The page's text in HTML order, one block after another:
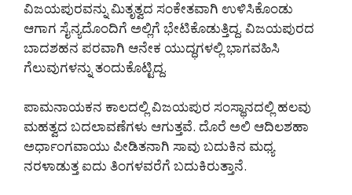
ವಿಜಯಪುರವನ್ನು ಮಿತೃತ್ವದ ಸಂಕೇತವಾಗಿ ಉಳಿಸಿಕೊಂಡು
ಆಗಾಗ ಸೈನ್ಯದೊಂದಿಗೆ ಅಲ್ಲಿಗೆ ಭೇಟಿಕೊಡುತ್ತಿದ್ದ. ವಿಜಯಪುರದ
ಬಾದಶಹನ ಪರವಾಗಿ ಆನೇಕ ಯುದ್ಧಗಳಲ್ಲಿ ಭಾಗವಹಿಸಿ
ಗೆಲುವುಗಳನ್ನು ತಂದುಕೊಟ್ಟಿದ್ದ.
ಪಾಮನಾಯಕನ ಕಾಲದಲ್ಲಿ ವಿಜಯಪುರ ಸಂಸ್ಥಾನದಲ್ಲಿ ಹಲವು
ಮಹತ್ವದ ಬದಲಾವಣೆಗಳು ಆಗುತ್ತವೆ. ದೊರೆ ಅಲಿ ಆದಿಲಶಹಾ
ಅರ್ಧಾಂಗವಾಯು ಪೀಡಿತನಾಗಿ ಸಾವು ಬದುಕಿನ ಮಧ್ಯ
ನರಳಾಡುತ್ತ ಐದು ತಿಂಗಳವರೆಗೆ ಬದುಕಿರುತ್ತಾನೆ.